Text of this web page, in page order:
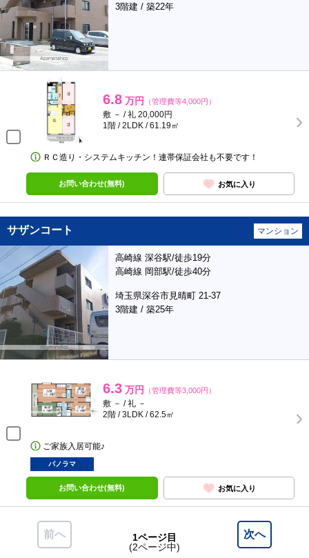
3階建 / 築22年
6.8 万円 （管理費等4,000円）
敷 － / 礼 20,000円
1階 / 2LDK / 61.19㎡
ＲＣ造り・システムキッチン！連帯保証会社も不要です！
お問い合わせ(無料) お気に入り
サザンコート マンション
高崎線 深谷駅/徒歩19分
高崎線 岡部駅/徒歩40分
埼玉県深谷市見晴町 21-37
3階建 / 築25年
6.3 万円 （管理費等3,000円）
敷 － / 礼 －
2階 / 3LDK / 62.5㎡
ご家族入居可能♪
パノラマ
お問い合わせ(無料) お気に入り
前へ 次へ
1ページ目
(2ページ中)